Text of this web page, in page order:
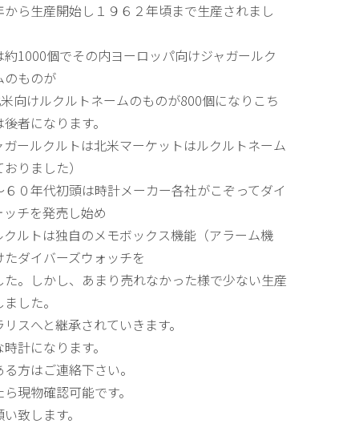
ら生産開始し１９６２年頃まで生産されまし
1000個でその内ヨーロッパ向けジャガールク
のものが
向けルクルトネームのものが800個になりこち
者になります。
ールクルトは北米マーケットはルクルトネーム
りました）
０年代初頭は時計メーカー各社がこぞってダイ
チを発売し始め
クルトは独自のメモボックス機能（アラーム機
ダイバーズウォッチを
た。しかし、あまり売れなかった様で少ない生産
した。
スへと継承されていきます。
計になります。
方はご連絡下さい。
現物確認可能です。
致します。